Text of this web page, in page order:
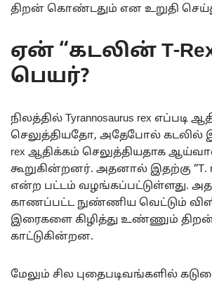
திறன் கொண்டதும் என உறுதி
ஏன் “கடலின் T-
பெயர்?
நிலத்தில் Tyrannosaurus rex எப்படி
செலுத்தியதோ, அதேபோல் கடலில்
rex ஆதிக்கம் செலுத்தியதாக
கூறுகின்றனர். அதனால் இதற்கு “T.
என்ற பட்டம் வழங்கப்பட்டுள்ளது.
காணப்பட்ட நுண்ணிய வெட்டும்
இரைகளை கிழித்து உண்ணும்
காட்டுகின்றன.
மேலும் சில புதைபடிவங்களில்